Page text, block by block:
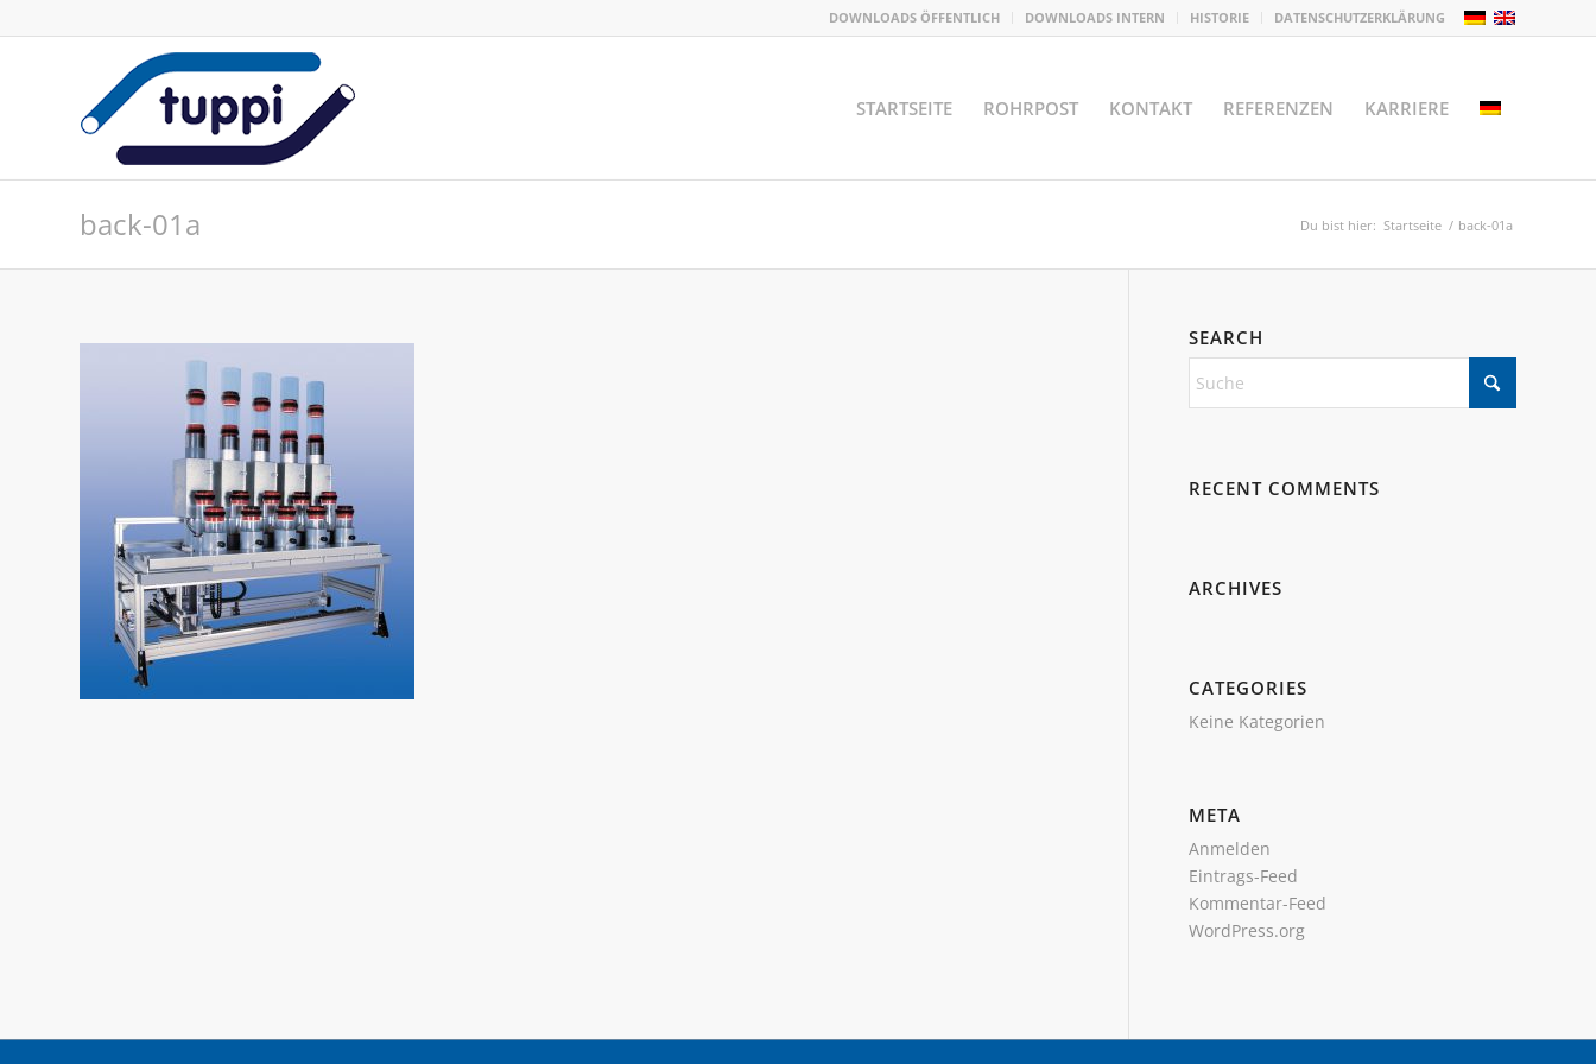
DOWNLOADS ÖFFENTLICH DOWNLOADS INTERN HISTORIE DATENSCHUTZERKLÄRUNG
STARTSEITE ROHRPOST KONTAKT REFERENZEN KARRIERE
back-01a Du bist hier: Startseite / back-01a
SEARCH
RECENT COMMENTS
ARCHIVES
CATEGORIES
Keine Kategorien
META
Anmelden
Eintrags-Feed
Kommentar-Feed
WordPress.org